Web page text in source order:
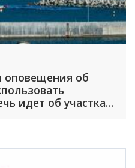
оповещения об
идет об участках,